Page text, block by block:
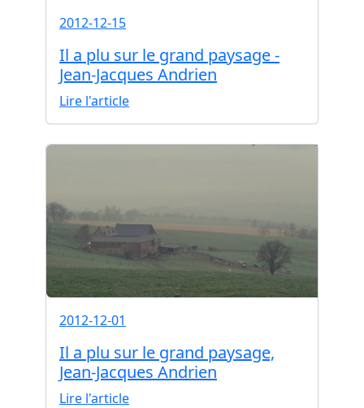
2012-12-15
Il a plu sur le grand paysage -
Jean-Jacques Andrien
Lire l'article
2012-12-01
Il a plu sur le grand paysage,
Jean-Jacques Andrien
Lire l'article